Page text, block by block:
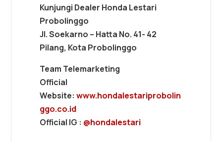
Kunjungi Dealer Honda Lestari
Probolinggo
Jl. Soekarno – Hatta No. 41- 42
Pilang, Kota Probolinggo
Team Telemarketing
Official
Website: www.hondalestariprobolin
ggo.co.id
Official IG : @hondalestari